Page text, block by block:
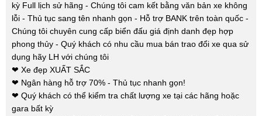
kỳ Full lịch sử hãng - Chúng tôi cam kết bằng văn bản xe không
lỗi - Thủ tục sang tên nhanh gọn - Hỗ trợ BANK trên toàn quốc -
Chúng tôi chuyên cung cấp biển đấu giá định danh đẹp hợp
phong thủy - Quý khách có nhu cầu mua bán trao đổi xe qua sử
dụng hãy LH với chúng tôi
❤ Xe đẹp XUẤT SẮC
❤ Ngân hàng hỗ trợ 70% - Thủ tục nhanh gọn!
❤ Quý khách có thể kiểm tra chất lượng xe tại các hãng hoặc
gara bất kỳ